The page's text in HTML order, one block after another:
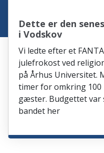
Dette er den
i Vodskov
Vi ledte efter et
julefrokost ved
på Århus Universitet.
timer for omkring 100
gæster. Budgettet var
bandet her